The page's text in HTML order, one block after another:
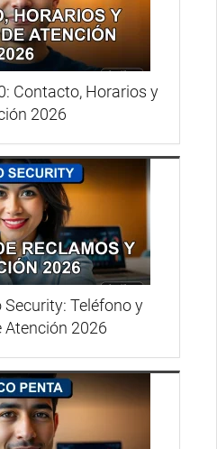
Contacto, Horarios y
2026
Teléfono y
Atención 2026